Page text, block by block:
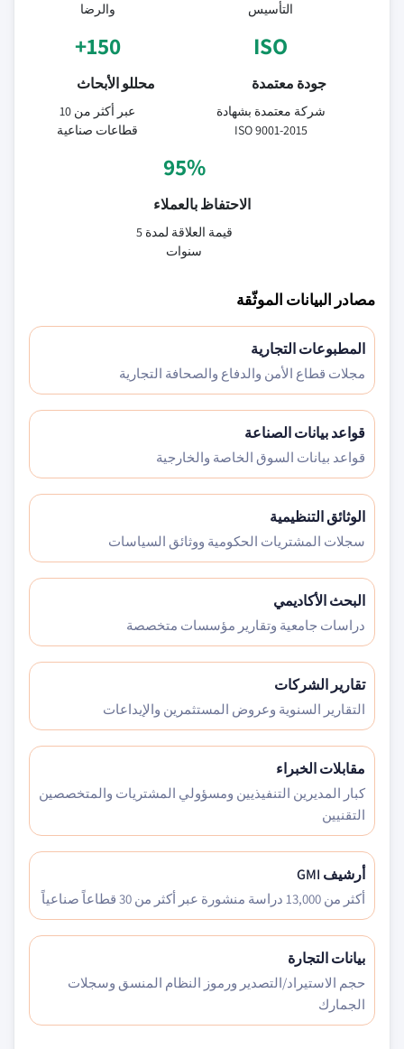
التأسيس والرضا
ISO
جودة معتمدة
شركة معتمدة بشهادة
ISO 9001-2015
150+
محللو الأبحاث
عبر أكثر من 10
قطاعات صناعية
95%
الاحتفاظ بالعملاء
قيمة العلاقة لمدة 5
سنوات
مصادر البيانات الموثّقة
المطبوعات التجارية
مجلات قطاع الأمن والدفاع والصحافة التجارية
قواعد بيانات الصناعة
قواعد بيانات السوق الخاصة والخارجية
الوثائق التنظيمية
سجلات المشتريات الحكومية ووثائق السياسات
البحث الأكاديمي
دراسات جامعية وتقارير مؤسسات متخصصة
تقارير الشركات
التقارير السنوية وعروض المستثمرين والإيداعات
مقابلات الخبراء
كبار المديرين التنفيذيين ومسؤولي المشتريات والمتخصصين
التقنيين
أرشيف GMI
أكثر من 13,000 دراسة منشورة عبر أكثر من 30 قطاعاً صناعياً
بيانات التجارة
حجم الاستيراد/التصدير ورموز النظام المنسق وسجلات
الجمارك